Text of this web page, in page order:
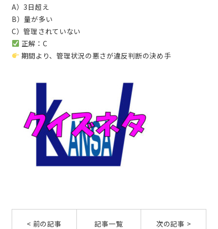
A）3日超え
B）量が多い
C）管理されていない
正解：C
期間より、管理状況の悪さが違反判断の決め手
< 前の記事 記事一覧 次の記事 >